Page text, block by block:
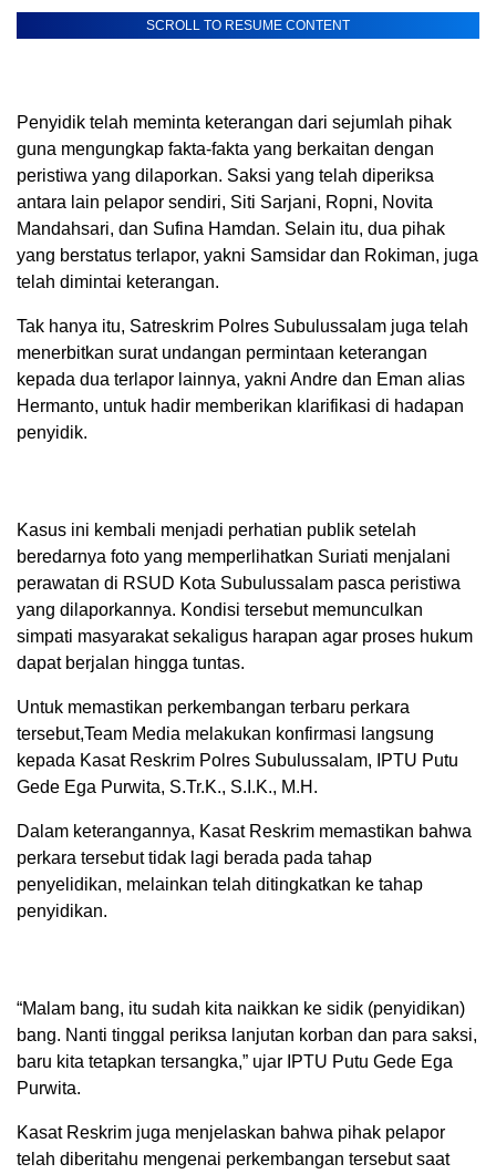
SCROLL TO RESUME CONTENT
Penyidik telah meminta keterangan dari sejumlah pihak
guna mengungkap fakta-fakta yang berkaitan dengan
peristiwa yang dilaporkan. Saksi yang telah diperiksa
antara lain pelapor sendiri, Siti Sarjani, Ropni, Novita
Mandahsari, dan Sufina Hamdan. Selain itu, dua pihak
yang berstatus terlapor, yakni Samsidar dan Rokiman, juga
telah dimintai keterangan.
Tak hanya itu, Satreskrim Polres Subulussalam juga telah
menerbitkan surat undangan permintaan keterangan
kepada dua terlapor lainnya, yakni Andre dan Eman alias
Hermanto, untuk hadir memberikan klarifikasi di hadapan
penyidik.
Kasus ini kembali menjadi perhatian publik setelah
beredarnya foto yang memperlihatkan Suriati menjalani
perawatan di RSUD Kota Subulussalam pasca peristiwa
yang dilaporkannya. Kondisi tersebut memunculkan
simpati masyarakat sekaligus harapan agar proses hukum
dapat berjalan hingga tuntas.
Untuk memastikan perkembangan terbaru perkara
tersebut,Team Media melakukan konfirmasi langsung
kepada Kasat Reskrim Polres Subulussalam, IPTU Putu
Gede Ega Purwita, S.Tr.K., S.I.K., M.H.
Dalam keterangannya, Kasat Reskrim memastikan bahwa
perkara tersebut tidak lagi berada pada tahap
penyelidikan, melainkan telah ditingkatkan ke tahap
penyidikan.
“Malam bang, itu sudah kita naikkan ke sidik (penyidikan)
bang. Nanti tinggal periksa lanjutan korban dan para saksi,
baru kita tetapkan tersangka,” ujar IPTU Putu Gede Ega
Purwita.
Kasat Reskrim juga menjelaskan bahwa pihak pelapor
telah diberitahu mengenai perkembangan tersebut saat